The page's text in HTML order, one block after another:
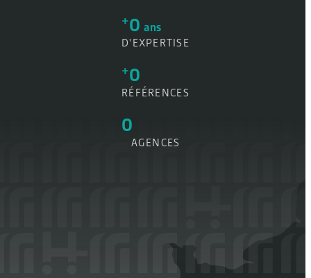
+0 ans
D'EXPERTISE
+0
RÉFÉRENCES
0
AGENCES